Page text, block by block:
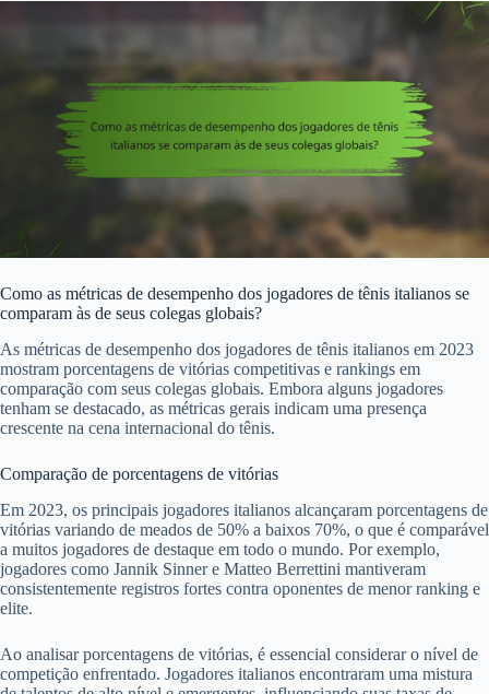
Como as métricas de desempenho dos jogadores de tênis italianos se
comparam às de seus colegas globais?
As métricas de desempenho dos jogadores de tênis italianos em 2023
mostram porcentagens de vitórias competitivas e rankings em
comparação com seus colegas globais. Embora alguns jogadores
tenham se destacado, as métricas gerais indicam uma presença
crescente na cena internacional do tênis.
Comparação de porcentagens de vitórias
Em 2023, os principais jogadores italianos alcançaram porcentagens de
vitórias variando de meados de 50% a baixos 70%, o que é comparável
a muitos jogadores de destaque em todo o mundo. Por exemplo,
jogadores como Jannik Sinner e Matteo Berrettini mantiveram
consistentemente registros fortes contra oponentes de menor ranking e
elite.
Ao analisar porcentagens de vitórias, é essencial considerar o nível de
competição enfrentado. Jogadores italianos encontraram uma mistura